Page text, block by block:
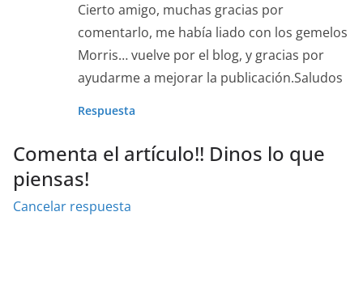
Cierto amigo, muchas gracias por
comentarlo, me había liado con los gemelos
Morris… vuelve por el blog, y gracias por
ayudarme a mejorar la publicación.Saludos
Respuesta
Comenta el artículo!! Dinos lo que
piensas!
Cancelar respuesta